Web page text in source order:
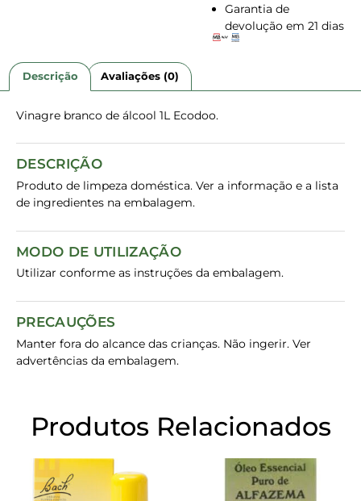
Garantia de
devolução em 21 dias
Descrição Avaliações (0)
Vinagre branco de álcool 1L Ecodoo.
DESCRIÇÃO
Produto de limpeza doméstica. Ver a informação e a lista
de ingredientes na embalagem.
MODO DE UTILIZAÇÃO
Utilizar conforme as instruções da embalagem.
PRECAUÇÕES
Manter fora do alcance das crianças. Não ingerir. Ver
advertências da embalagem.
Produtos Relacionados